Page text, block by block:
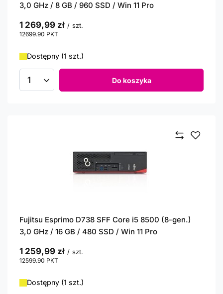
3,0 GHz / 8 GB / 960 SSD / Win 11 Pro
1 269,99 zł / szt.
12699.90 PKT
Dostępny (1 szt.)
Ilość produktów Do koszyka
Fujitsu Esprimo D738 SFF Core i5 8500 (8-gen.)
3,0 GHz / 16 GB / 480 SSD / Win 11 Pro
1 259,99 zł / szt.
12599.90 PKT
Dostępny (1 szt.)